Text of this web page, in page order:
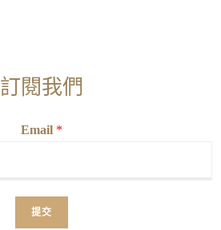
訂閱我們
Email *
提交